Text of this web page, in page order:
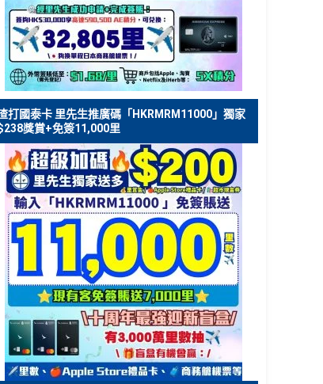
打國泰卡 里先生推廣碼「HKRMRM11000」獨家
獎賞+免簽11,000里